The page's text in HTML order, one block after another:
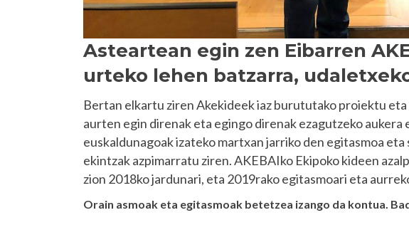
Asteartean egin zen Eibarren
urteko lehen batzarra,
Bertan elkartu ziren Akekideek iaz burututako proiektu
aurten egin direnak eta egingo direnak ezagutzeko
euskaldunagoak izateko martxan jarriko den egitasmoa
ekintzak azpimarratu ziren. AKEBAIko Ekipoko kideen
zion 2018ko jardunari, eta 2019rako egitasmoari eta
Orain asmoak eta egitasmoak betetzea izango da kontua.